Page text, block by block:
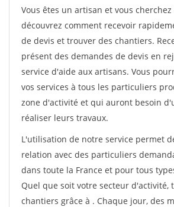
Vous êtes un artisan et vous
découvrez comment recevoir
de devis et trouver des chantiers.
présent des demandes de devis en
service d'aide aux artisans. Vous
vos services à tous les particuliers
zone d'activité et qui auront besoin
réaliser leurs travaux.
L'utilisation de notre service permet
relation avec des particuliers
dans toute la France et pour tous
Quel que soit votre secteur d'activité,
chantiers grâce à . Chaque jour, des